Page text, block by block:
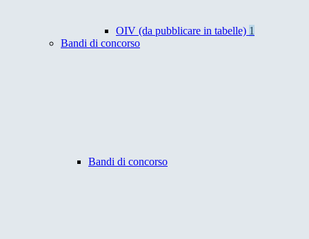
OIV (da pubblicare in tabelle) 1
Bandi di concorso
Bandi di concorso